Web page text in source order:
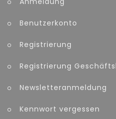
Benutzerkonto
Registrierung
Registrierung
Newsletteranmeldung
Kennwort vergessen